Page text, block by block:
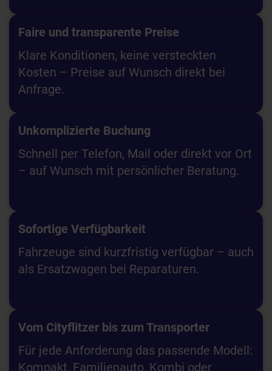
Faire und transparente Preise
Klare Konditionen, keine versteckten
Kosten – Preise auf Wunsch direkt bei
Anfrage.
Unkomplizierte Buchung
Schnell per Telefon, Mail oder direkt vor Ort
– auf Wunsch mit persönlicher Beratung.
Sofortige Verfügbarkeit
Fahrzeuge sind kurzfristig verfügbar – auch
als Ersatzwagen bei Reparaturen.
Vom Cityflitzer bis zum Transporter
Für jede Anforderung das passende Modell:
Kompakt, Familienauto, Kombi oder